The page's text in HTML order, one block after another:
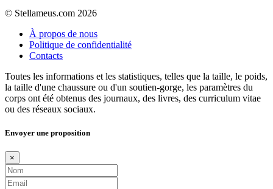
© Stellameus.com 2026
À propos de nous
Politique de confidentialité
Contacts
Toutes les informations et les statistiques, telles que la taille, le poids,
la taille d'une chaussure ou d'un soutien-gorge, les paramètres du
corps ont été obtenus des journaux, des livres, des curriculum vitae
ou des réseaux sociaux.
Envoyer une proposition
×